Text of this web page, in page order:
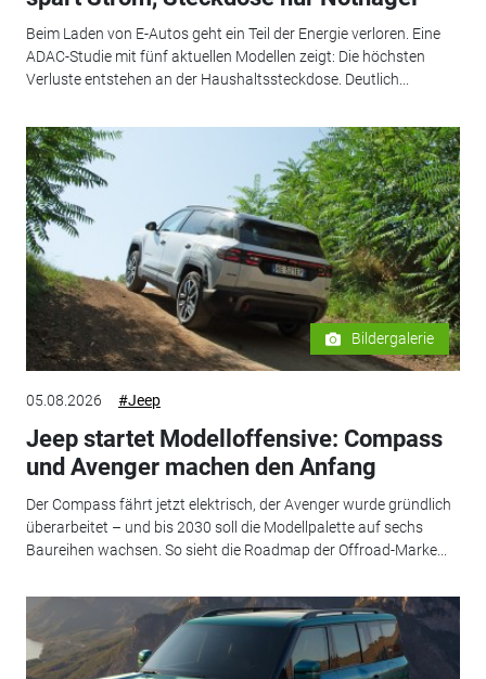
Beim Laden von E-Autos geht ein Teil der Energie verloren. Eine
ADAC-Studie mit fünf aktuellen Modellen zeigt: Die höchsten
Verluste entstehen an der Haushaltssteckdose. Deutlich...
Bildergalerie
05.08.2026 #Jeep
Jeep startet Modelloffensive: Compass
und Avenger machen den Anfang
Der Compass fährt jetzt elektrisch, der Avenger wurde gründlich
überarbeitet – und bis 2030 soll die Modellpalette auf sechs
Baureihen wachsen. So sieht die Roadmap der Offroad-Marke...